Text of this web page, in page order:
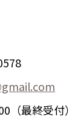
（最終受付）